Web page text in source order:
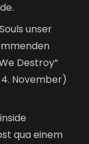
unser
Destroy“
November)
qua einem